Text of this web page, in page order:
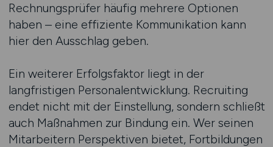
Rechnungsprüfer häufig mehrere Optionen
haben – eine effiziente Kommunikation kann
hier den Ausschlag geben.
Ein weiterer Erfolgsfaktor liegt in der
langfristigen Personalentwicklung. Recruiting
endet nicht mit der Einstellung, sondern schließt
auch Maßnahmen zur Bindung ein. Wer seinen
Mitarbeitern Perspektiven bietet, Fortbildungen